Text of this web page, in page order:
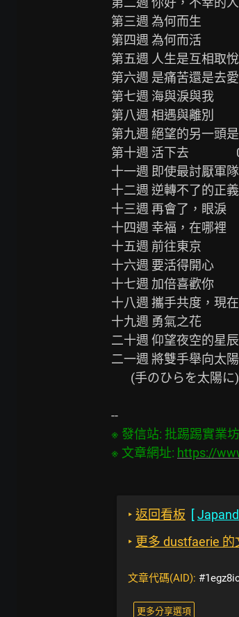
第三週 為何而生
第四週 為何而活
第五週 人生是互相取
第六週 是痛苦還是去
第七週 海與淚與我
第八週 相遇與離別
第九週 絕望的另一頭
第十週 活下去
十一週 即使最討厭軍
十二週 逆轉不了的正
十三週 再會了，眼淚
十四週 幸福，在哪裡
十五週 前往東京
十六週 要活得開心
十七週 加倍喜歡你
十八週 攜手共度，現
十九週 勇氣之花
二十週 仰望夜空的星
二一週 將雙手舉向太
※ 發信站: 批踢踢實業
※ 文章網址: https://
‣ 返回看板 [
‣ 更多 dustfaerie 的
文章代碼(AID):
更多分享選項